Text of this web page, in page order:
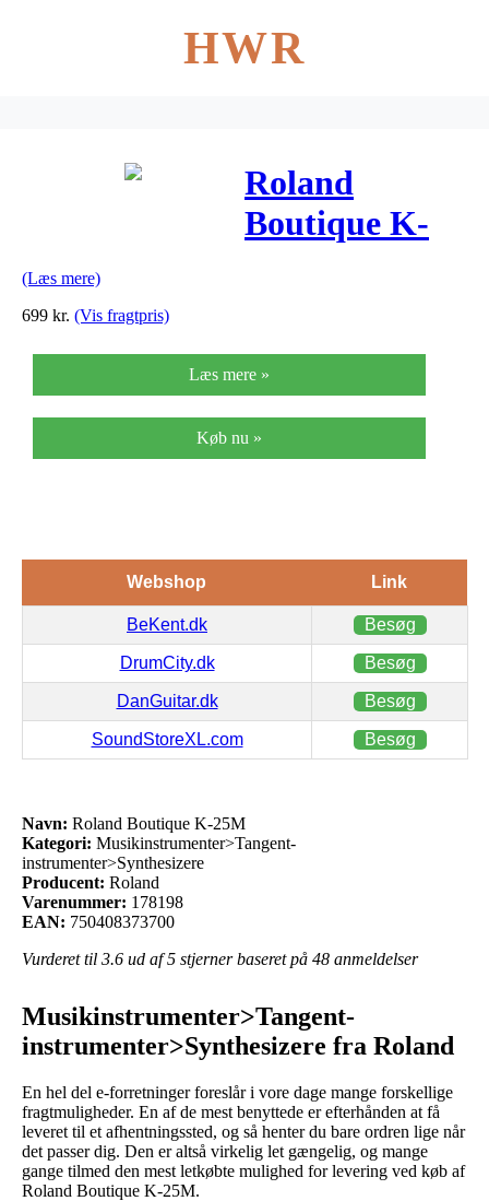
HWR
Roland
Boutique K-
(Læs mere)
699 kr. (Vis fragtpris)
Læs mere »
Køb nu »
Webshop Link
BeKent.dk Besøg
DrumCity.dk Besøg
DanGuitar.dk Besøg
SoundStoreXL.com Besøg
Navn: Roland Boutique K-25M
Kategori: Musikinstrumenter>Tangent-
instrumenter>Synthesizere
Producent: Roland
Varenummer: 178198
EAN: 750408373700
Vurderet til 3.6 ud af 5 stjerner baseret på 48 anmeldelser
Musikinstrumenter>Tangent-
instrumenter>Synthesizere fra Roland
En hel del e-forretninger foreslår i vore dage mange forskellige
fragtmuligheder. En af de mest benyttede er efterhånden at få
leveret til et afhentningssted, og så henter du bare ordren lige når
det passer dig. Den er altså virkelig let gængelig, og mange
gange tilmed den mest letkøbte mulighed for levering ved køb af
Roland Boutique K-25M.